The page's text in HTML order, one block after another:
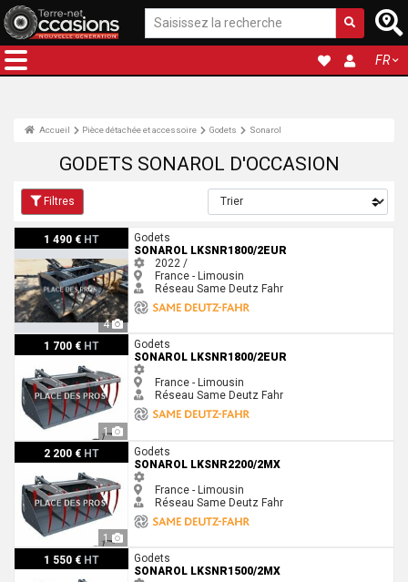
FR
Accueil Pièce détachée et accessoire Godets Sonarol
GODETS SONAROL D'OCCASION
Filtres
1 490 € HT
4
Sonarol LKSNR1800/2EURGodets
SONAROL LKSNR1800/2EUR
2022 /
France - Limousin
Réseau Same Deutz Fahr
1 700 € HT
1
Sonarol LKSNR1800/2EURGodets
SONAROL LKSNR1800/2EUR
France - Limousin
Réseau Same Deutz Fahr
2 200 € HT
1
Sonarol LKSNR2200/2MXGodets
SONAROL LKSNR2200/2MX
France - Limousin
Réseau Same Deutz Fahr
1 550 € HT
Sonarol LKSNR1500/2MXGodets
SONAROL LKSNR1500/2MX